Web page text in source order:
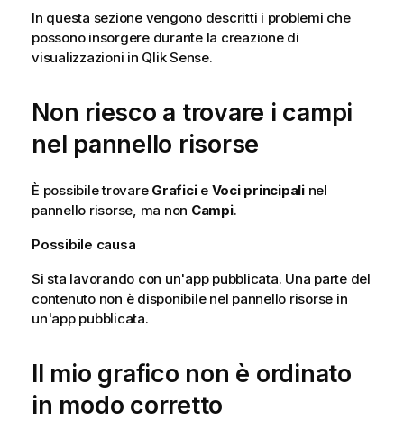
In questa sezione vengono descritti i problemi che
possono insorgere durante la creazione di
visualizzazioni in Qlik Sense.
Non riesco a trovare i campi
nel pannello risorse
È possibile trovare Graficie Voci principalinel
pannello risorse, ma non Campi.
Possibile causa
Si sta lavorando con un'app pubblicata. Una parte del
contenuto non è disponibile nel pannello risorse in
un'app pubblicata.
Il mio grafico non è ordinato
in modo corretto